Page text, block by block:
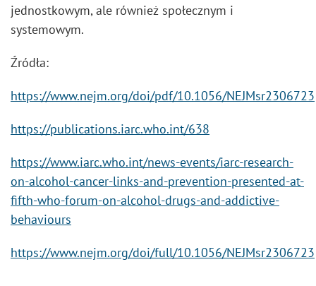
jednostkowym, ale również społecznym i
systemowym.
Źródła:
https://www.nejm.org/doi/pdf/10.1056/NEJMsr2306723
https://publications.iarc.who.int/638
https://www.iarc.who.int/news-events/iarc-research-
on-alcohol-cancer-links-and-prevention-presented-at-
fifth-who-forum-on-alcohol-drugs-and-addictive-
behaviours
https://www.nejm.org/doi/full/10.1056/NEJMsr2306723